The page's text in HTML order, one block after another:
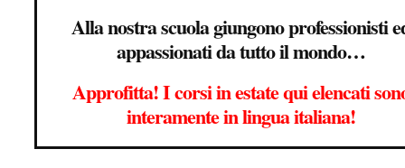
Alla nostra scuola giungono professionisti
appassionati da tutto il mondo…
Approfitta! I corsi in estate qui elencati
interamente in lingua italiana!